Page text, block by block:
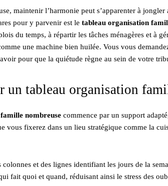
maintenir l’harmonie peut s’apparenter à
pour y parvenir est le tableau organisation
du temps, à répartir les tâches ménagères et à
une machine bien huilée. Vous vous
pour que la quiétude règne au sein de votre
un tableau organisation
nombreuse commence par un support
vous fixerez dans un lieu stratégique comme la
colonnes et des lignes identifiant les jours de la
fait quoi et quand, réduisant ainsi le stress des